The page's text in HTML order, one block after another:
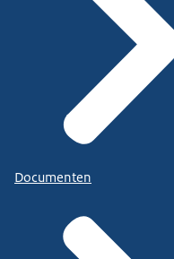
Documenten